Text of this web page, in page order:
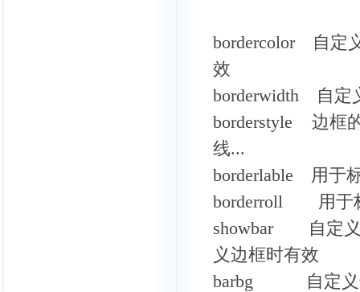
bordercolor 自定
效
borderwidth 自定
borderstyle 边框
线...
borderlable 用于
borderroll 用于标
showbar 自定义
义边框时有效
barbg 自定义边